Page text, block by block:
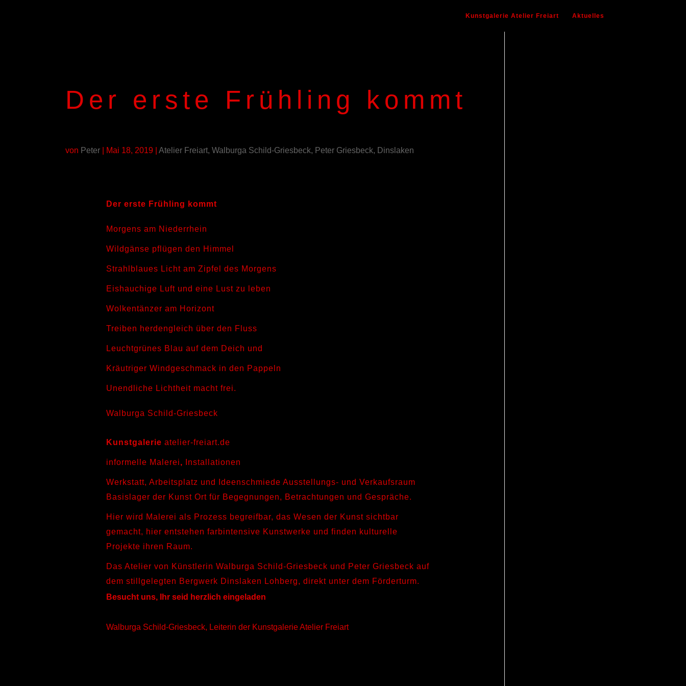
Kunstgalerie Atelier Freiart Aktuelles
Der erste Frühling kommt
von Peter| Mai 18, 2019| Atelier Freiart, Walburga Schild-Griesbeck, Peter Griesbeck, Dinslaken
Der erste Frühling kommt
Morgens am Niederrhein
Wildgänse pflügen den Himmel
Strahlblaues Licht am Zipfel des Morgens
Eishauchige Luft und eine Lust zu leben
Wolkentänzer am Horizont
Treiben herdengleich über den Fluss
Leuchtgrünes Blau auf dem Deich und
Kräutriger Windgeschmack in den Pappeln
Unendliche Lichtheit macht frei.
Walburga Schild-Griesbeck
Kunstgalerie atelier-freiart.de
informelle Malerei, Installationen
Werkstatt, Arbeitsplatz und Ideenschmiede Ausstellungs- und Verkaufsraum
Basislager der Kunst Ort für Begegnungen, Betrachtungen und Gespräche.
Hier wird Malerei als Prozess begreifbar, das Wesen der Kunst sichtbar
gemacht, hier entstehen farbintensive Kunstwerke und finden kulturelle
Projekte ihren Raum.
Das Atelier von Künstlerin Walburga Schild-Griesbeck und Peter Griesbeck auf
dem stillgelegten Bergwerk Dinslaken Lohberg, direkt unter dem Förderturm.
Besucht uns, Ihr seid herzlich eingeladen
Walburga Schild-Griesbeck, Leiterin der Kunstgalerie Atelier Freiart